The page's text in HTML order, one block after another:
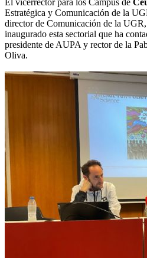
El vicerrector para los Campus de
Estratégica y Comunicación de la
director de Comunicación de la
inaugurado esta sectorial que ha
presidente de AUPA y rector de la
Oliva.